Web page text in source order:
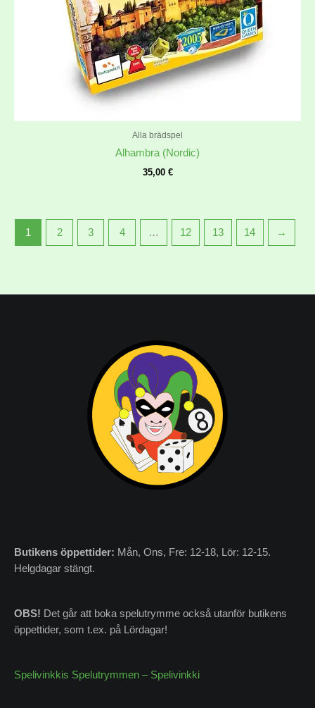
Alla brädspel
Alhambra (Nordic)
35,00 €
1 2 3 4 … 12 13 14 →
Butikens öppettider: Mån, Ons, Fre: 12-18, Lör: 12-15.
Helgdagar stängt.
OBS! Det går att boka spelutrymme också utanför butikens
öppettider, som t.ex. på Lördagar!
Spelivinkkis Spelutrymmen – Spelivinkki